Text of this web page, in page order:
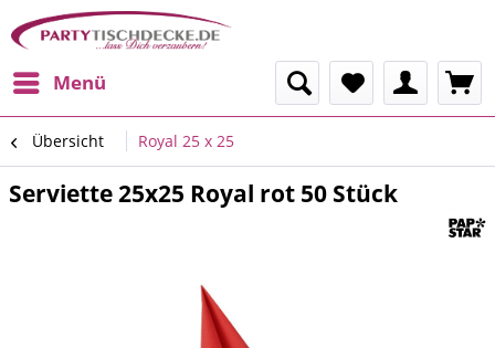
Menü
Übersicht Royal 25 x 25
Serviette 25x25 Royal rot 50 Stück